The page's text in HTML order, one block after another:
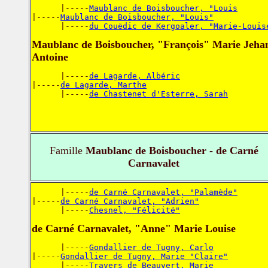
      |-----
Maublanc de Boisboucher, "Louis
|-----Maublanc de Boisboucher, "Louis"
      |-----
du Couëdic de Kergoaler, "Marie-
Maublanc de Boisboucher, "François" Marie
Antoine
      |-----
de Lagarde, Albéric
|-----de Lagarde, Marthe
      |-----
de Chastenet d'Esterre, Sarah
FamilleMaublanc de Boisboucher - de Carné
Carnavalet
      |-----
de Carné Carnavalet, "Palamède"
|-----de Carné Carnavalet, "Adrien"
      |-----
Chesnel, "Félicité"
de Carné Carnavalet, "Anne" Marie Louise
      |-----
Gondallier de Tugny, Carlo
|-----Gondallier de Tugny, Marie "Claire"
      |-----
Travers de Beauvert, Marie